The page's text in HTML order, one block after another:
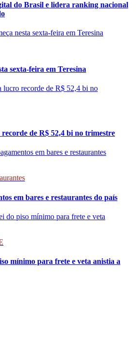
do Brasil e lidera ranking nacional
sexta-feira em Teresina
de R$ 52,4 bi no trimestre
em bares e restaurantes do país
mínimo para frete e veta anistia a